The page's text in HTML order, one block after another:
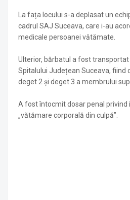
La fața locului s-a deplasat un
cadrul SAJ Suceava, care i-au
medicale persoanei vătămate.
Ulterior, bărbatul a fost transportat
Spitalului Județean Suceava, fiind
deget 2 și deget 3 a membrului
A fost întocmit dosar penal privind
„vătămare corporală din culpă”.